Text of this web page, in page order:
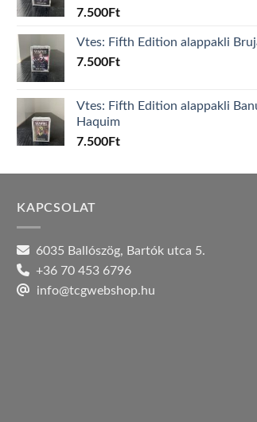
7.500Ft
Vtes: Fifth Edition alappakli
7.500Ft
Vtes: Fifth Edition alappakli
Haquim
7.500Ft
KAPCSOLAT
6035 Ballószög, Bartók utca 5.
+36 70 453 6796
info@tcgwebshop.hu